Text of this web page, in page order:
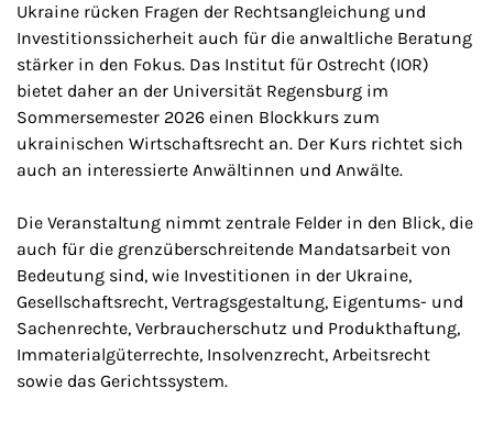
Ukraine rücken Fragen der Rechtsangleichung und
Investitionssicherheit auch für die anwaltliche Beratung
stärker in den Fokus. Das Institut für Ostrecht (IOR)
bietet daher an der Universität Regensburg im
Sommersemester 2026 einen Blockkurs zum
ukrainischen Wirtschaftsrecht an. Der Kurs richtet sich
auch an interessierte Anwältinnen und Anwälte.
Die Veranstaltung nimmt zentrale Felder in den Blick, die
auch für die grenzüberschreitende Mandatsarbeit von
Bedeutung sind, wie Investitionen in der Ukraine,
Gesellschaftsrecht, Vertragsgestaltung, Eigentums- und
Sachenrechte, Verbraucherschutz und Produkthaftung,
Immaterialgüterrechte, Insolvenzrecht, Arbeitsrecht
sowie das Gerichtssystem.